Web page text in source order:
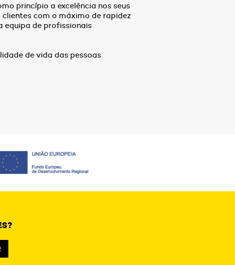
princípio a excelência nos seus
com o máximo de rapidez
equipa de profissionais
de vida das pessoas